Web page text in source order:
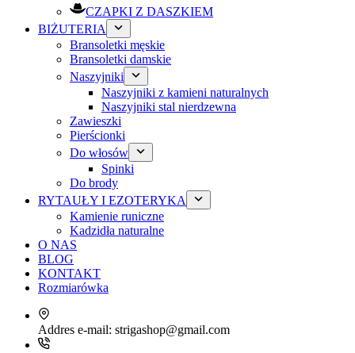
CZAPKI Z DASZKIEM
BIŻUTERIA
Bransoletki męskie
Bransoletki damskie
Naszyjniki
Naszyjniki z kamieni naturalnych
Naszyjniki stal nierdzewna
Zawieszki
Pierścionki
Do włosów
Spinki
Do brody
RYTAUŁY I EZOTERYKA
Kamienie runiczne
Kadzidła naturalne
O NAS
BLOG
KONTAKT
Rozmiarówka
Addres e-mail: strigashop@gmail.com